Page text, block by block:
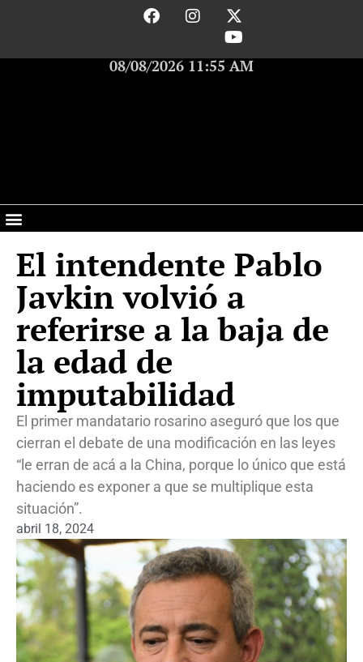
08/08/2026 11:55 AM
El intendente Pablo
Javkin volvió a
referirse a la baja de
la edad de
imputabilidad
El primer mandatario rosarino aseguró que los que
cierran el debate de una modificación en las leyes
“le erran de acá a la China, porque lo único que está
haciendo es exponer a que se multiplique esta
situación”.
abril 18, 2024